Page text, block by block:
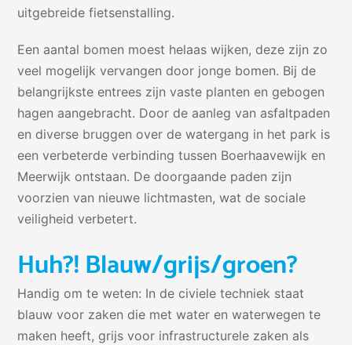
uitgebreide fietsenstalling.
Een aantal bomen moest helaas wijken, deze zijn zo
veel mogelijk vervangen door jonge bomen. Bij de
belangrijkste entrees zijn vaste planten en gebogen
hagen aangebracht. Door de aanleg van asfaltpaden
en diverse bruggen over de watergang in het park is
een verbeterde verbinding tussen Boerhaavewijk en
Meerwijk ontstaan. De doorgaande paden zijn
voorzien van nieuwe lichtmasten, wat de sociale
veiligheid verbetert.
Huh?! Blauw/grijs/groen?
Handig om te weten: In de civiele techniek staat
blauw voor zaken die met water en waterwegen te
maken heeft, grijs voor infrastructurele zaken als